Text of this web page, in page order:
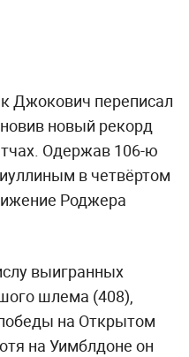
Джокович переписал
новый рекорд
Одержав 106-ю
в четвёртом
Роджера
выигранных
шлема (408),
на Открытом
на Уимблдоне он